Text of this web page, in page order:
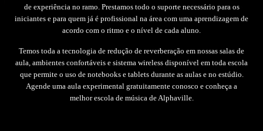
de experiência no ramo. Prestamos todo o suporte necessário para os
iniciantes e para quem já é profissional na área com uma aprendizagem de
acordo com o ritmo e o nível de cada aluno.
Temos toda a tecnologia de redução de reverberação em nossas salas de
aula, ambientes confortáveis e sistema wireless disponível em toda escola
que permite o uso de notebooks e tablets durante as aulas e no estúdio.
Agende uma aula experimental gratuitamente conosco e conheça a
melhor escola de música de Alphaville.